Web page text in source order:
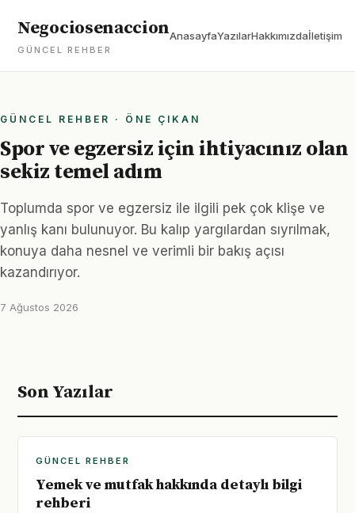
Negociosenaccion
GÜNCEL REHBER
AnasayfaYazılarHakkımızdaİletişim
GÜNCEL REHBER · ÖNE ÇIKAN
Spor ve egzersiz için ihtiyacınız olan
sekiz temel adım
Toplumda spor ve egzersiz ile ilgili pek çok klişe ve
yanlış kanı bulunuyor. Bu kalıp yargılardan sıyrılmak,
konuya daha nesnel ve verimli bir bakış açısı
kazandırıyor.
7 Ağustos 2026
Son Yazılar
GÜNCEL REHBER
Yemek ve mutfak hakkında detaylı bilgi
rehberi